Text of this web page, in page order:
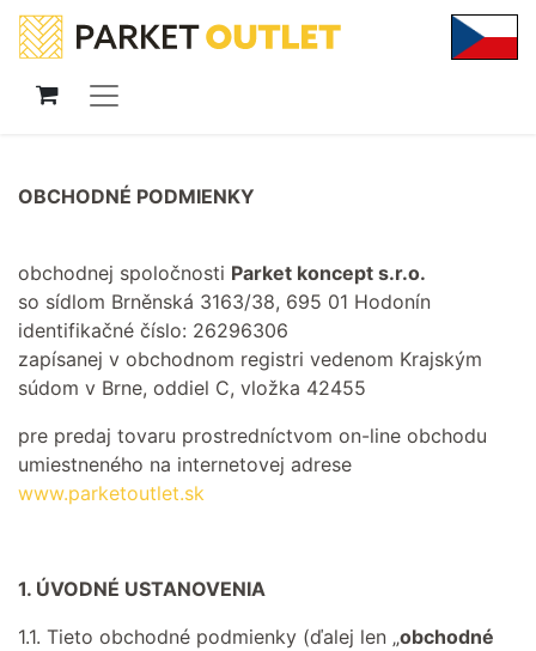
OBCHODNÉ PODMIENKY
obchodnej spoločnosti Parket koncept s.r.o.
so sídlom Brněnská 3163/38, 695 01 Hodonín
identifikačné číslo: 26296306
zapísanej v obchodnom registri vedenom Krajským
súdom v Brne, oddiel C, vložka 42455
pre predaj tovaru prostredníctvom on-line obchodu
umiestneného na internetovej adrese
www.parketoutlet.sk
1. ÚVODNÉ USTANOVENIA
1.1. Tieto obchodné podmienky (ďalej len „obchodné